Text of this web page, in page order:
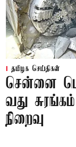
தமிழக செய்திகள்
சென்னை
வது
நிறைவு